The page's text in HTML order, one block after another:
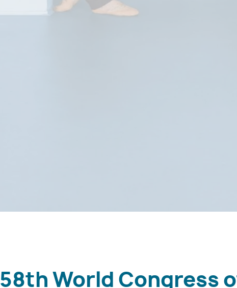
58th World Congress